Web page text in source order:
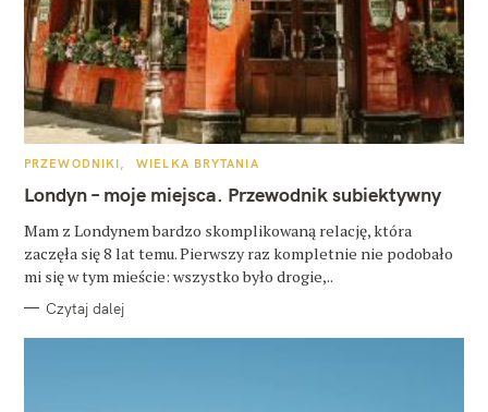
K
T
E
O
R
I
PRZEWODNIKI WIELKA BRYTANIA
Londyn – moje miejsca. Przewodnik subiektywny
Mam z Londynem bardzo skomplikowaną relację, która
zaczęła się 8 lat temu. Pierwszy raz kompletnie nie podobało
mi się w tym mieście: wszystko było drogie,..
Czytaj dalej